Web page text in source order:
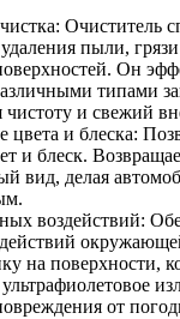
Очиститель
удаления пыли,
Он
типами
чистоту и свежий
цвета и блеска:
и блеск.
вид, делая
воздействий:
на поверхности,
от